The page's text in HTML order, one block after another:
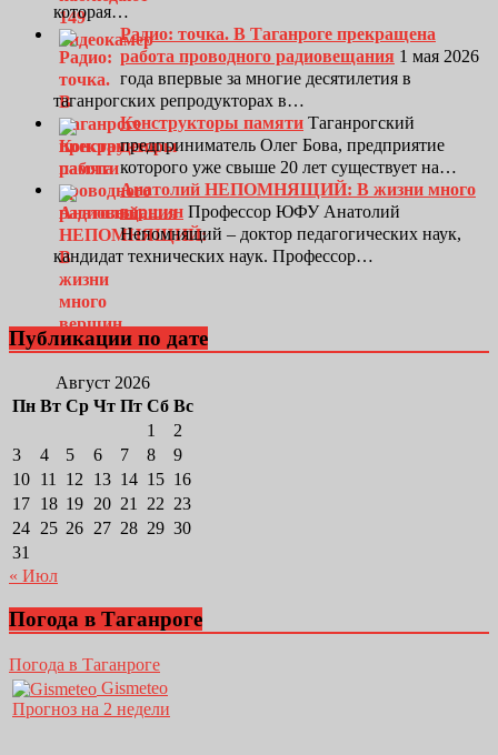
которая…
Радио: точка. В Таганроге прекращена
работа проводного радиовещания 1 мая 2026
года впервые за многие десятилетия в
таганрогских репродукторах в…
Конструкторы памяти Таганрогский
предприниматель Олег Бова, предприятие
которого уже свыше 20 лет существует на…
Анатолий НЕПОМНЯЩИЙ: В жизни много
вершин Профессор ЮФУ Анатолий
Непомнящий – доктор педагогических наук,
кандидат технических наук. Профессор…
Публикации по дате
Август 2026
Пн Вт Ср Чт Пт Сб Вс
1
2
3
4 5 6 7 8
9
10 11 12 13 14 15 16
17 18 19 20 21 22 23
24 25 26 27 28 29 30
31
« Июл
Погода в Таганроге
Погода в Таганроге
Gismeteo
Прогноз на 2 недели